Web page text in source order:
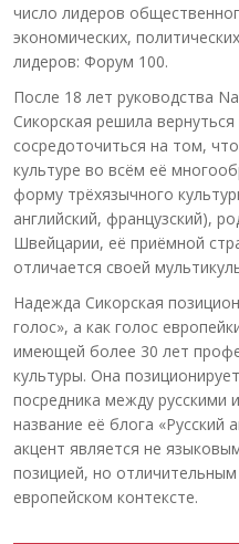
число лидеров
экономических,
лидеров: Форум 100.
После 18 лет руководства
Сикорская решила
сосредоточиться на том,
культуре во всём её
форму трёхязычного
английский, французский),
Швейцарии, её приёмной
отличается своей
Надежда Сикорская
голос», а как голос
имеющей более 30 лет
культуры. Она
посредника между русскими
название её блога «Русский
акцент является не
позицией, но
европейском контексте.